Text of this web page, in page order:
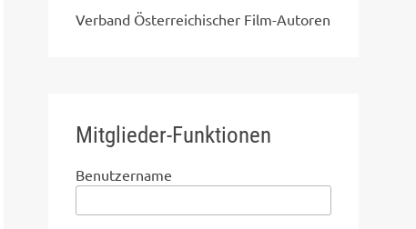
Verband Österreichischer Film-Autoren
Mitglieder-Funktionen
Benutzername